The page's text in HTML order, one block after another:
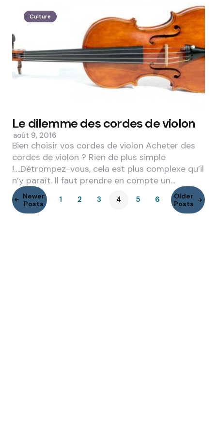
Culture
Le dilemme des cordes de violon
août 9, 2016
Bien choisir vos cordes de violon Acheter des
cordes de violon ? Rien de plus simple
!….Détrompez-vous, cela est plus complexe qu’il
n’y paraît. Il faut prendre en compte un…
Newer
Posts
1 2 3 4 5 6
Older
Posts